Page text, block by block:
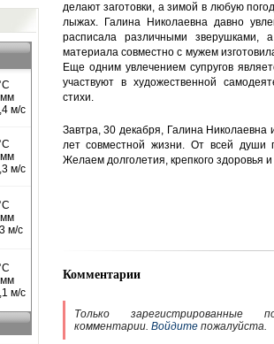
делают заготовки, а зимой в любую
лыжах. Галина Николаевна давно
расписала различными зверушками,
материала совместно с мужем
Еще одним увлечением супругов
участвуют в художественной
стихи.
Завтра, 30 декабря, Галина
лет совместной жизни. От всей души
Желаем долголетия, крепкого здоровья и
Комментарии
Только зарегистрированные
комментарии. Войдитепожалуйста.